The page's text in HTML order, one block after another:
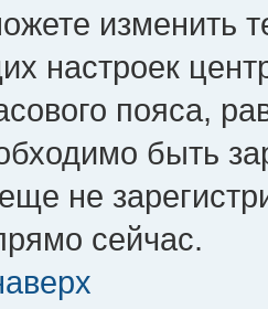
изменить
настроек
пояса,
быть
не
сейчас.